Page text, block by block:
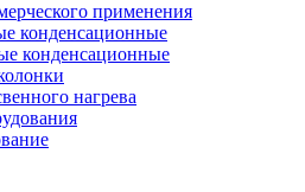
применения
конденсационные
конденсационные
нагрева